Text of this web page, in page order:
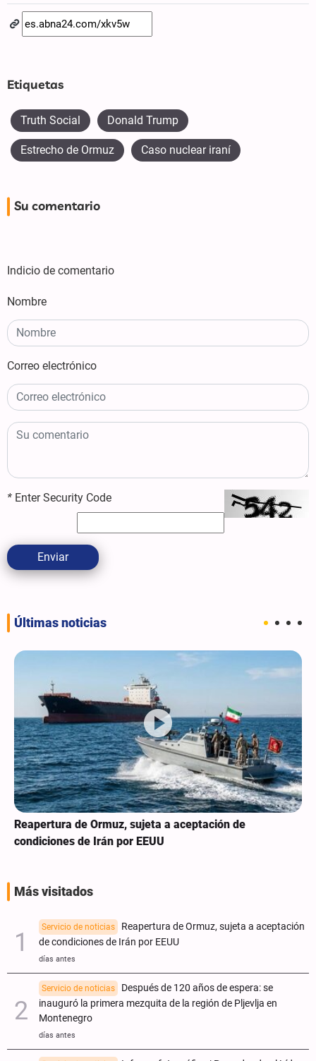
Etiquetas
Truth Social Donald Trump
Estrecho de Ormuz Caso nuclear iraní
Su comentario
Indicio de comentario
Nombre
Correo electrónico
* Enter Security Code
Enviar
Últimas noticias
Reapertura de Ormuz, sujeta a aceptación de
condiciones de Irán por EEUU
Más visitados
Servicio de noticias
Reapertura de Ormuz, sujeta a aceptación
de condiciones de Irán por EEUU
días antes
Servicio de noticias
Después de 120 años de espera: se
inauguró la primera mezquita de la región de Pljevlja en
Montenegro
días antes